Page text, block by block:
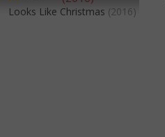
Looks Like Christmas (2016)